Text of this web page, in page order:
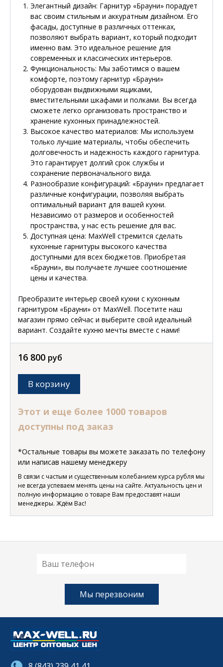
Элегантный дизайн: Гарнитур «Брауни» порадует
вас своим стильным и аккуратным дизайном. Его
фасады, доступные в различных оттенках,
позволяют выбрать вариант, который подходит
именно вам. Это идеальное решение для
современных и классических интерьеров.
Функциональность: Мы заботимся о вашем
комфорте, поэтому гарнитур «Брауни»
оборудован выдвижными ящиками,
вместительными шкафами и полками. Вы всегда
сможете легко организовать пространство и
хранение кухонных принадлежностей.
Высокое качество материалов: Мы используем
только лучшие материалы, чтобы обеспечить
долговечность и надежность каждого гарнитура.
Это гарантирует долгий срок службы и
сохранение первоначального вида.
Разнообразие конфигураций: «Брауни» предлагает
различные конфигурации, позволяя выбрать
оптимальный вариант для вашей кухни.
Независимо от размеров и особенностей
пространства, у нас есть решение для вас.
Доступная цена: MaxWell стремится сделать
кухонные гарнитуры высокого качества
доступными для всех бюджетов. Приобретая
«Брауни», вы получаете лучшее соотношение
цены и качества.
Преобразите интерьер своей кухни с кухонным
гарнитуром «Брауни» от MaxWell. Посетите наш
магазин прямо сейчас и выберите свой идеальный
вариант. Создайте кухню мечты вместе с нами!
16 800 руб
В корзину
Этот и еще более 1000 товаров
доступны под заказ
*Остальные товары вы можете заказать по телефону
или написав нашему менеджеру
В связи с частым и существенным колебанием курса рубля мы
не всегда успеваем менять цены на сайте. Актуальность цен и
полную информацию о товаре Вам предоставят наши
менеджеры. Ждём Вас!